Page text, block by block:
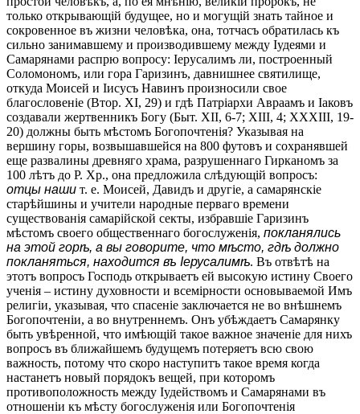
только открывающій будущее, но и могущій знать тайное и
сокровенное въ жизни человѣка, она, тотчасъ обратилась къ
сильно занимавшему и производившему между Іудеями и
Самарянами распрю вопросу: Іерусалимъ ли, построенный
Соломономъ, или гора Гаризинъ, давнишнее святилище,
откуда Моисей и Iисусъ Навинъ произносили свое
благословеніе (Втор. XI, 29) и гдѣ Патріархи Авраамъ и Іаковъ
создавали жертвенникъ Богу (Быт. XII, 6-7; XIII, 4; XXXIII, 19-
20) должны быть мѣстомъ Богопочтенія? Указывая на
вершину горы, возвышавшейся на 800 футовъ и сохранявшей
еще развалины древняго храма, разрушеннаго Гирканомъ за
100 лѣтъ до Р. Хр., она предложила слѣдующій вопросъ:
отцы наши т. е. Моисей, Давидъ и другіе, а самарянскіе
старѣйшины и учители народные перваго времени
существованія самарійской секты, избравшіе Гаризинъ
мѣстомъ своего общественнаго богослуженія, покланялись
на этой горѣ, а вы говорите, что мѣсто, гдѣ должно
покланяться, находится въ Іерусалимѣ. Въ отвѣтѣ на
этотъ вопросъ Господь открываетъ ей высокую истину Своего
ученія – истину духовности и всемірности основываемой Имъ
религіи, указывая, что спасеніе заключается не во внѣшнемъ
Богопочтеніи, а во внутреннемъ. Онъ убѣждаетъ Самарянку
быть увѣренной, что имѣющій такое важное значеніе для нихъ
вопросъ въ ближайшемъ будущемъ потеряетъ всю свою
важность, потому что скоро наступитъ такое время когда
настанетъ новый порядокъ вещей, при которомъ
противоположность между Іудействомъ и Самарянами въ
отношеніи къ мѣсту богослуженія или Богопочтенія